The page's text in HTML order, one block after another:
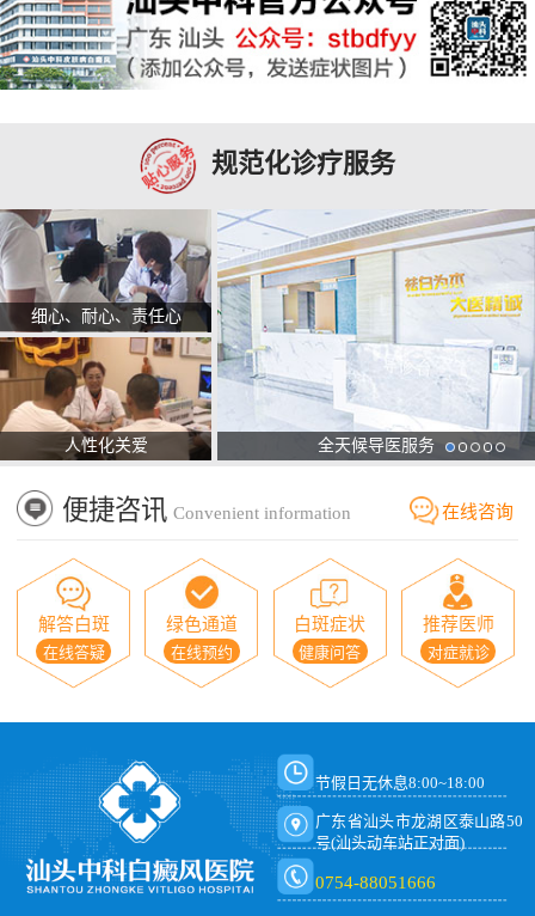
规范化诊疗服务
细心、耐心、责任心
人性化关爱 全天候导医服务
便捷咨讯 Convenient information 在线咨询
解答白斑
在线答疑
绿色通道
在线预约
白斑症状
健康问答
推荐医师
对症就诊
节假日无休息8:00~18:00
广东省汕头市龙湖区泰山路50
号(汕头动车站正对面)
0754-88051666